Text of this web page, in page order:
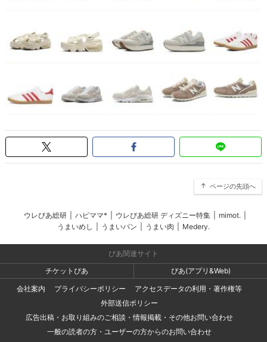
ページの先頭へ
ウレぴあ総研 ハピママ* ウレぴあ総研 ディズニー特集 mimot.
うまいめし
うまいパン うまい肉 Medery.
ぴあ関連サイト
チケットぴあ
ぴあ(アプリ&Web)
会社案内
プライバシーポリシー
アクセスデータの利用・著作権等
外部送信ポリシー
広告出稿・お取り組みのご相談・情報掲載・その他お問い合わせ
一般の読者の方・ユーザーの方からのお問い合わせ